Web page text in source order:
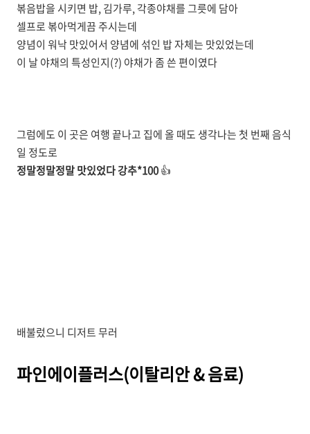
볶음밥을 시키면 밥, 김가루, 각종야채를 그릇에 담아
셀프로 볶아먹게끔 주시는데
양념이 워낙 맛있어서 양념에 섞인 밥 자체는 맛있었는데
이 날 야채의 특성인지(?) 야채가 좀 쓴 편이였다
그럼에도 이 곳은 여행 끝나고 집에 올 때도 생각나는 첫 번째 음식
일 정도로
정말정말정말 맛있었다 강추*100👍
배불렀으니 디저트 무러
파인에이플러스(이탈리안 & 음료)